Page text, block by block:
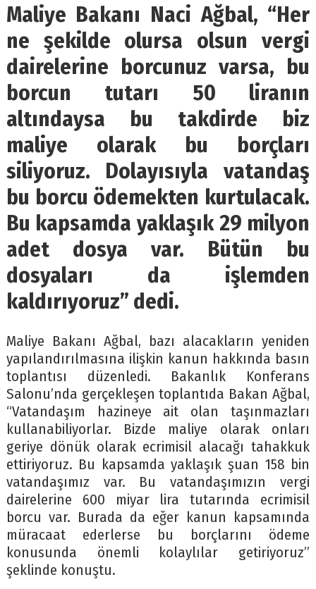
Maliye Bakanı Naci Ağbal, “Her
ne şekilde olursa olsun vergi
dairelerine borcunuz varsa, bu
borcun tutarı 50 liranın
altındaysa bu takdirde biz
maliye olarak bu borçları
siliyoruz. Dolayısıyla vatandaş
bu borcu ödemekten kurtulacak.
Bu kapsamda yaklaşık 29 milyon
adet dosya var. Bütün bu
dosyaları da işlemden
kaldırıyoruz” dedi.
Maliye Bakanı Ağbal, bazı alacakların yeniden
yapılandırılmasına ilişkin kanun hakkında basın
toplantısı düzenledi. Bakanlık Konferans
Salonu’nda gerçekleşen toplantıda Bakan Ağbal,
“Vatandaşım hazineye ait olan taşınmazları
kullanabiliyorlar. Bizde maliye olarak onları
geriye dönük olarak ecrimisil alacağı tahakkuk
ettiriyoruz. Bu kapsamda yaklaşık şuan 158 bin
vatandaşımız var. Bu vatandaşımızın vergi
dairelerine 600 miyar lira tutarında ecrimisil
borcu var. Burada da eğer kanun kapsamında
müracaat ederlerse bu borçlarını ödeme
konusunda önemli kolaylılar getiriyoruz”
şeklinde konuştu.